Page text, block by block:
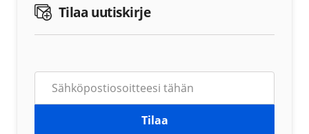
Tilaa uutiskirje
Tilaa